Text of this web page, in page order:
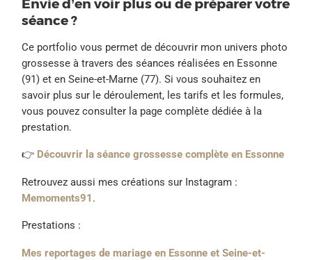
Envie d’en voir plus ou de préparer votre
séance ?
Ce portfolio vous permet de découvrir mon univers photo
grossesse à travers des séances réalisées en Essonne
(91) et en Seine-et-Marne (77). Si vous souhaitez en
savoir plus sur le déroulement, les tarifs et les formules,
vous pouvez consulter la page complète dédiée à la
prestation.
👉 Découvrir la séance grossesse complète en Essonne
Retrouvez aussi mes créations sur Instagram :
Memoments91 .
Prestations :
Mes reportages de mariage en Essonne et Seine-et-